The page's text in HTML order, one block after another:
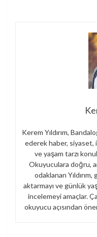
Kerem Yıldırım,
ederek haber, siyaset,
ve yaşam tarzı
Okuyuculara doğru,
odaklanan
aktarmayı ve günlük
incelemeyi amaçlar.
okuyucu açısından